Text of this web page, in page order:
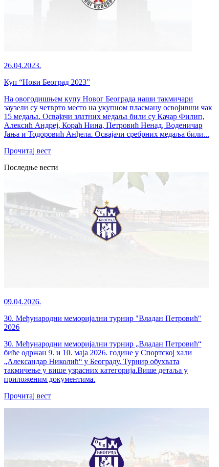
26.04.2023.
Куп “Нови Београд 2023”
На овогодишњем купу Новог Београда наши такмичари
заузели су четврто место на укупном пласману освојивши чак
15 медаља. Освајачи златних медаља били су Качар Филип,
Алексић Андреј, Кораћ Нина, Петровић Ненад, Воденичар
Јања и Тодоровић Анђела. Освајачи сребрних медаља били...
Прочитај вест
Последње вести
09.04.2026.
30. Међународни меморијални турнир "Владан Петровић"
2026
30. Међународни меморијални турнир „Владан Петровић“
биће одржан 9. и 10. маја 2026. године у Спортској хали
„Александар Николић“ у Београду. Турнир обухвата
такмичење у више узрасних категорија.Више детаља у
приложеним документима.
Прочитај вест